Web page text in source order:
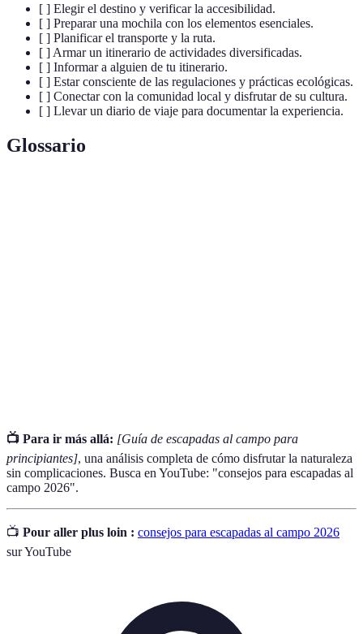
[ ] Elegir el destino y verificar la accesibilidad.
[ ] Preparar una mochila con los elementos esenciales.
[ ] Planificar el transporte y la ruta.
[ ] Armar un itinerario de actividades diversificadas.
[ ] Informar a alguien de tu itinerario.
[ ] Estar consciente de las regulaciones y prácticas ecológicas.
[ ] Conectar con la comunidad local y disfrutar de su cultura.
[ ] Llevar un diario de viaje para documentar la experiencia.
Glossario
📺 Para ir más allá: [Guía de escapadas al campo para
principiantes], una análisis completa de cómo disfrutar la naturaleza
sin complicaciones. Busca en YouTube: "consejos para escapadas al
campo 2026".
📺 Pour aller plus loin : consejos para escapadas al campo 2026
sur YouTube